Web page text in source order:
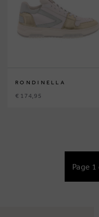
RONDINELLA
€ 174,95
AU